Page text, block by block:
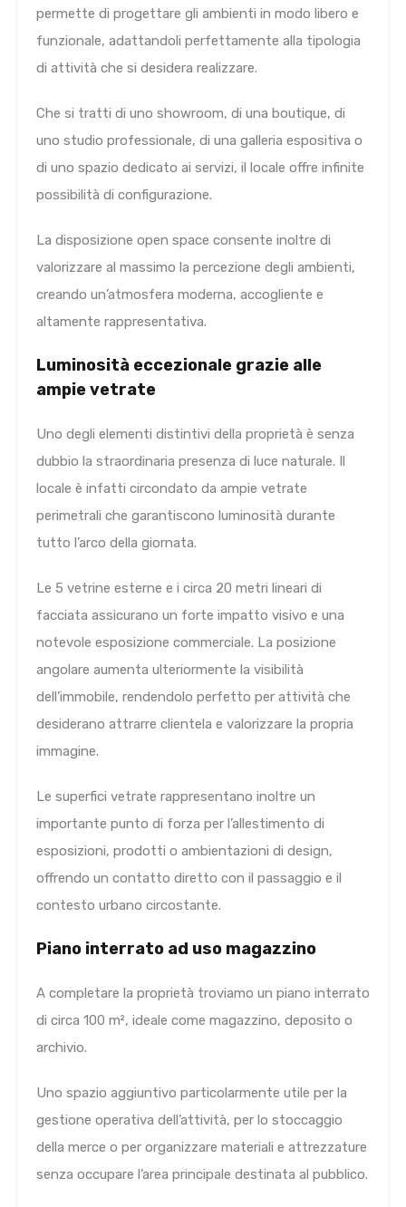
permette di progettare gli ambienti in modo libero e
funzionale, adattandoli perfettamente alla tipologia
di attività che si desidera realizzare.
Che si tratti di uno showroom, di una boutique, di
uno studio professionale, di una galleria espositiva o
di uno spazio dedicato ai servizi, il locale offre infinite
possibilità di configurazione.
La disposizione open space consente inoltre di
valorizzare al massimo la percezione degli ambienti,
creando un’atmosfera moderna, accogliente e
altamente rappresentativa.
Luminosità eccezionale grazie alle
ampie vetrate
Uno degli elementi distintivi della proprietà è senza
dubbio la straordinaria presenza di luce naturale. Il
locale è infatti circondato da ampie vetrate
perimetrali che garantiscono luminosità durante
tutto l’arco della giornata.
Le 5 vetrine esterne e i circa 20 metri lineari di
facciata assicurano un forte impatto visivo e una
notevole esposizione commerciale. La posizione
angolare aumenta ulteriormente la visibilità
dell’immobile, rendendolo perfetto per attività che
desiderano attrarre clientela e valorizzare la propria
immagine.
Le superfici vetrate rappresentano inoltre un
importante punto di forza per l’allestimento di
esposizioni, prodotti o ambientazioni di design,
offrendo un contatto diretto con il passaggio e il
contesto urbano circostante.
Piano interrato ad uso magazzino
A completare la proprietà troviamo un piano interrato
di circa 100 m², ideale come magazzino, deposito o
archivio.
Uno spazio aggiuntivo particolarmente utile per la
gestione operativa dell’attività, per lo stoccaggio
della merce o per organizzare materiali e attrezzature
senza occupare l’area principale destinata al pubblico.